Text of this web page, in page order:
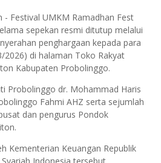
- Festival UMKM Ramadhan Fest
sepekan resmi ditutup melalui
penghargaan kepada para
2026) di halaman Toko Rakyat
Kabupaten Probolinggo.
Probolinggo dr. Mohammad Haris
Fahmi AHZ serta sejumlah
dan pengurus Pondok
Kementerian Keuangan Republik